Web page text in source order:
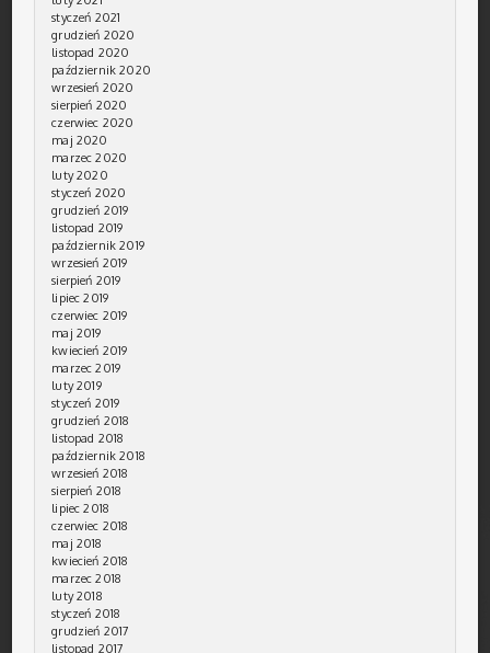
styczeń 2021
grudzień 2020
listopad 2020
październik 2020
wrzesień 2020
sierpień 2020
czerwiec 2020
maj 2020
marzec 2020
luty 2020
styczeń 2020
grudzień 2019
listopad 2019
październik 2019
wrzesień 2019
sierpień 2019
lipiec 2019
czerwiec 2019
maj 2019
kwiecień 2019
marzec 2019
luty 2019
styczeń 2019
grudzień 2018
listopad 2018
październik 2018
wrzesień 2018
sierpień 2018
lipiec 2018
czerwiec 2018
maj 2018
kwiecień 2018
marzec 2018
luty 2018
styczeń 2018
grudzień 2017
listopad 2017